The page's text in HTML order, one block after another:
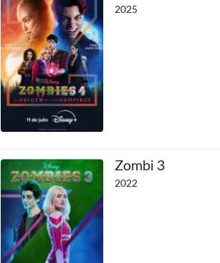
2025
Zombi 3
2022